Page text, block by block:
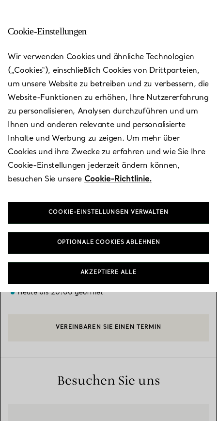
Dallas -
NorthPark
Heute bis 20:00 geöffnet
VEREINBAREN SIE EINEN TERMIN
Besuchen Sie uns
Cookie-Einstellungen
Wir verwenden Cookies und ähnliche Technologien
(„Cookies“), einschließlich Cookies von Drittparteien,
um unsere Website zu betreiben und zu verbessern, die
Website-Funktionen zu erhöhen, Ihre Nutzererfahrung
zu personalisieren, Analysen durchzuführen und um
Ihnen und anderen relevante und personalisierte
Inhalte und Werbung zu zeigen. Um mehr über
Cookies und ihre Zwecke zu erfahren und wie Sie Ihre
Cookie-Einstellungen jederzeit ändern können,
besuchen Sie unsere Cookie-Richtlinie.
COOKIE-EINSTELLUNGEN VERWALTEN
OPTIONALE COOKIES ABLEHNEN
AKZEPTIERE ALLE